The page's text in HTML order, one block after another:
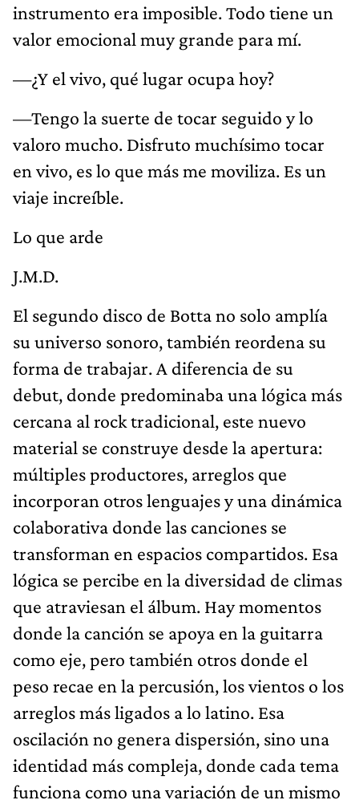
instrumento era imposible. Todo tiene un
valor emocional muy grande para mí.
—¿Y el vivo, qué lugar ocupa hoy?
—Tengo la suerte de tocar seguido y lo
valoro mucho. Disfruto muchísimo tocar
en vivo, es lo que más me moviliza. Es un
viaje increíble.
Lo que arde
J.M.D.
El segundo disco de Botta no solo amplía
su universo sonoro, también reordena su
forma de trabajar. A diferencia de su
debut, donde predominaba una lógica más
cercana al rock tradicional, este nuevo
material se construye desde la apertura:
múltiples productores, arreglos que
incorporan otros lenguajes y una dinámica
colaborativa donde las canciones se
transforman en espacios compartidos. Esa
lógica se percibe en la diversidad de climas
que atraviesan el álbum. Hay momentos
donde la canción se apoya en la guitarra
como eje, pero también otros donde el
peso recae en la percusión, los vientos o los
arreglos más ligados a lo latino. Esa
oscilación no genera dispersión, sino una
identidad más compleja, donde cada tema
funciona como una variación de un mismo